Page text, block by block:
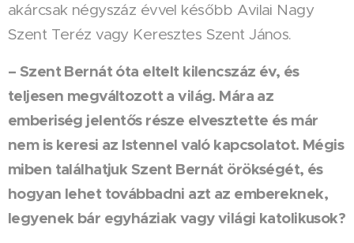
akárcsak négyszáz évvel később Avilai Nagy
Szent Teréz vagy Keresztes Szent János.
– Szent Bernát óta eltelt kilencszáz év, és
teljesen megváltozott a világ. Mára az
emberiség jelentős része elvesztette és már
nem is keresi az Istennel való kapcsolatot. Mégis
miben találhatjuk Szent Bernát örökségét, és
hogyan lehet továbbadni azt az embereknek,
legyenek bár egyháziak vagy világi katolikusok?